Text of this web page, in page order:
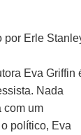
por Erle
Eva Griffin
Nada
com um
político, Eva